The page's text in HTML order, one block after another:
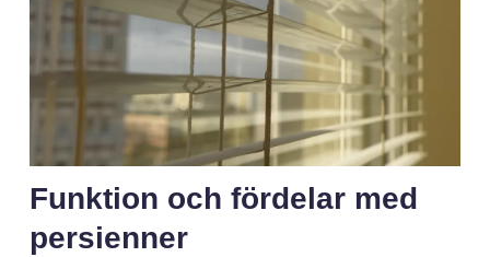
Funktion och fördelar med
persienner